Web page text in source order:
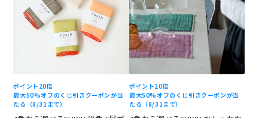
ポイント20倍
最大50%オフのくじ引きクーポンが当
たる（8/31まで）
ポイント20倍
最大50%オフのくじ引きクーポンが当
たる（8/31まで）